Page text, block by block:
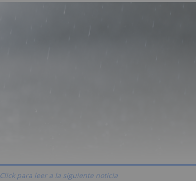
Click para leer a la siguiente noticia